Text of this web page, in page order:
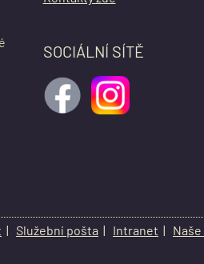
SOCIÁLNÍ SÍTĚ
| Služební pošta | Intranet |